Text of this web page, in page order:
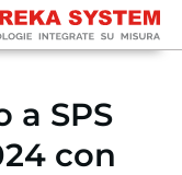
SPS
con